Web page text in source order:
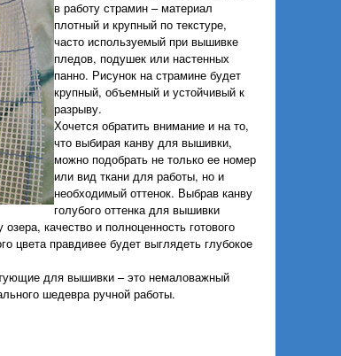
в работу страмин – материал
плотный и крупный по текстуре,
часто используемый при вышивке
пледов, подушек или настенных
панно. Рисунок на страмине будет
крупный, объемный и устойчивый к
разрыву.
Хочется обратить внимание и на то,
что выбирая канву для вышивки,
можно подобрать не только ее номер
или вид ткани для работы, но и
необходимый оттенок. Выбрав канву
голубого оттенка для вышивки
качество и полноценность готового
цвета правдивее будет выглядеть глубокое
для вышивки – это немаловажный
шедевра ручной работы.